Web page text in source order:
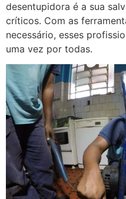
desentupidora é a sua
críticos. Com as
necessário, esses
uma vez por todas.